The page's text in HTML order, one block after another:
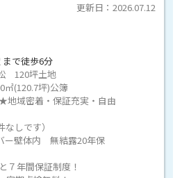
更新日：2026.07.12
で徒歩6分
120坪土地
㎡(120.7坪)公簿
地域密着・保証充実・自由
なしです）
ー壁体内 無結露20年保
年間保証制度！